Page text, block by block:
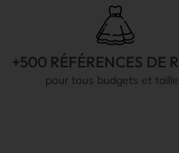
+500 RÉFÉRENCES DE
pour tous budgets et